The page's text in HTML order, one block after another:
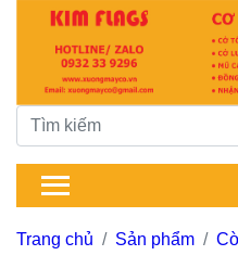
Trang chủ Sản phẩm